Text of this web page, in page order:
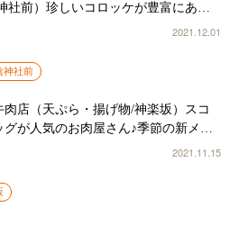
社前）珍しいコロッケが豊富にあり
2021.12.01
神社前
肉店（天ぷら・揚げ物/神楽坂）スコ
グが人気のお肉屋さん♪季節の新メニ
2021.11.15